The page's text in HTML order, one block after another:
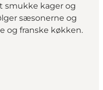
smukke kager og
sæsonerne og
og franske køkken.
oplevelser
– smagfulde oplevelser med